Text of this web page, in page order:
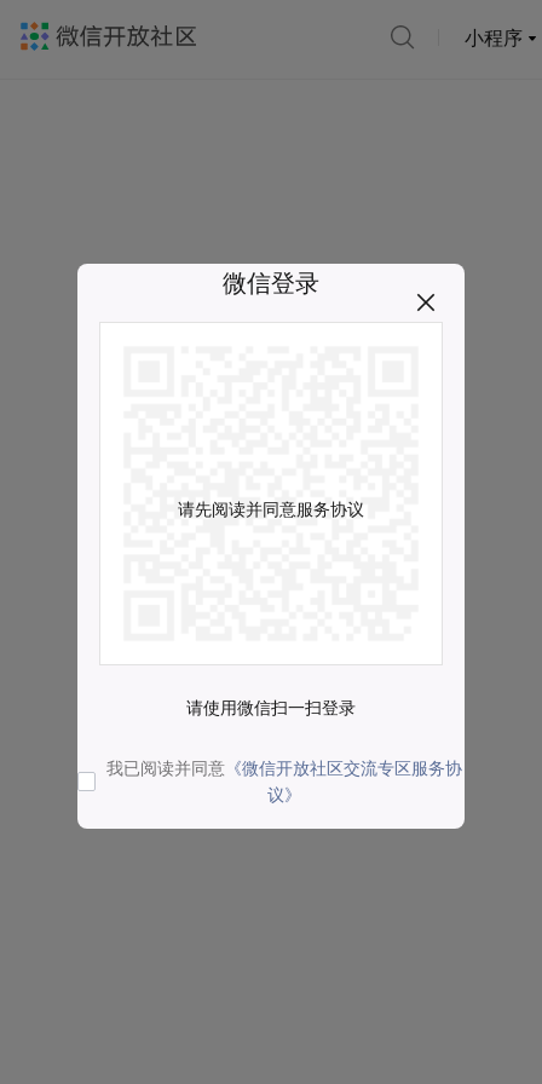
小程序
微信登录
请先阅读并同意服务协议
请使用微信扫一扫登录
我已阅读并同意 《微信开放社区交流专区服务协
议》